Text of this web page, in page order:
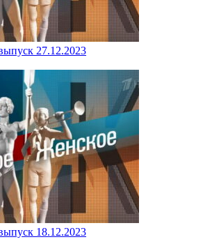
27.12.2023
18.12.2023